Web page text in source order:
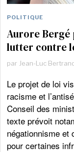
POLITIQUE
Aurore Bergé
lutter contre
par Jean-Luc
Le projet de loi
racisme et
Conseil des
texte prévoit
négationnisme et
pour certaines